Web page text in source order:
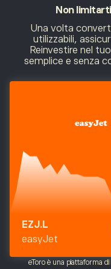
Non
Una volta
utilizzabili,
Reinvestire nel
semplice e senza
EZJ.L
easyJet
eToro è una piattaforma